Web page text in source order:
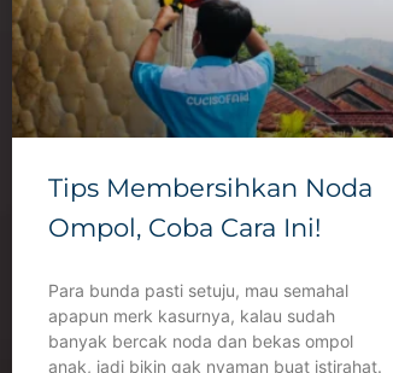
Tips Membersihkan Noda
Ompol, Coba Cara Ini!
Para bunda pasti setuju, mau semahal
apapun merk kasurnya, kalau sudah
banyak bercak noda dan bekas ompol
anak, jadi bikin gak nyaman buat istirahat.